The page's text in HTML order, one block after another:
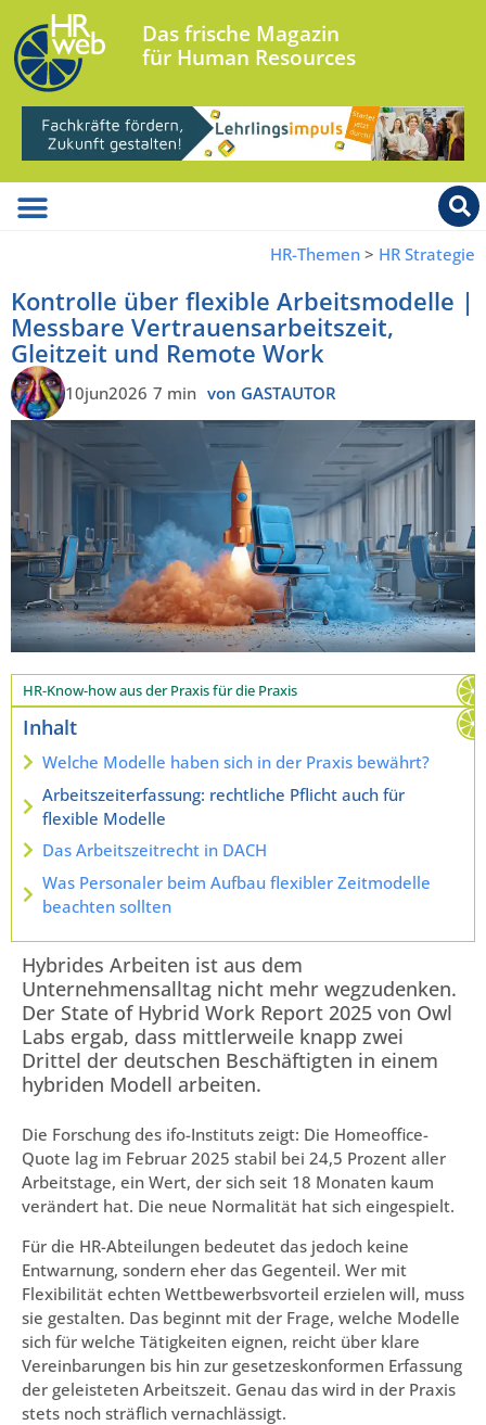
Das frische Magazin
für Human Resources
HR-Themen > HR Strategie
Kontrolle über flexible Arbeitsmodelle |
Messbare Vertrauensarbeitszeit,
Gleitzeit und Remote Work
10jun2026 7 min von GASTAUTOR
HR-Know-how aus der Praxis für die Praxis
Inhalt
Welche Modelle haben sich in der Praxis bewährt?
Arbeitszeiterfassung: rechtliche Pflicht auch für
flexible Modelle
Das Arbeitszeitrecht in DACH
Was Personaler beim Aufbau flexibler Zeitmodelle
beachten sollten
Hybrides Arbeiten ist aus dem
Unternehmensalltag nicht mehr wegzudenken.
Der State of Hybrid Work Report 2025 von Owl
Labs ergab, dass mittlerweile knapp zwei
Drittel der deutschen Beschäftigten in einem
hybriden Modell arbeiten.
Die Forschung des ifo-Instituts zeigt: Die Homeoffice-
Quote lag im Februar 2025 stabil bei 24,5 Prozent aller
Arbeitstage, ein Wert, der sich seit 18 Monaten kaum
verändert hat. Die neue Normalität hat sich eingespielt.
Für die HR-Abteilungen bedeutet das jedoch keine
Entwarnung, sondern eher das Gegenteil. Wer mit
Flexibilität echten Wettbewerbsvorteil erzielen will, muss
sie gestalten. Das beginnt mit der Frage, welche Modelle
sich für welche Tätigkeiten eignen, reicht über klare
Vereinbarungen bis hin zur gesetzeskonformen Erfassung
der geleisteten Arbeitszeit. Genau das wird in der Praxis
stets noch sträflich vernachlässigt.